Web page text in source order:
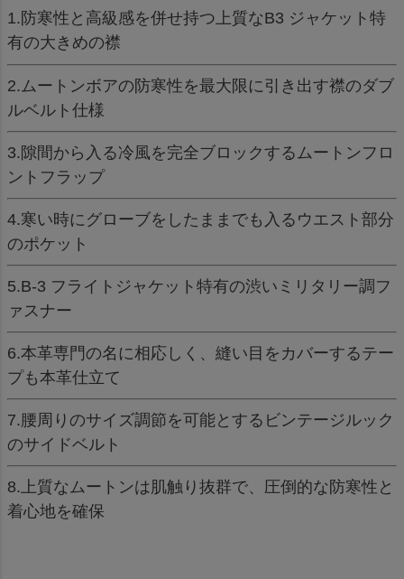
1.防寒性と高級感を併せ持つ上質なB3 ジャケット特
有の大きめの襟
2.ムートンボアの防寒性を最大限に引き出す襟のダブ
ルベルト仕様
3.隙間から入る冷風を完全ブロックするムートンフロ
ントフラップ
4.寒い時にグローブをしたままでも入るウエスト部分
のポケット
5.B-3 フライトジャケット特有の渋いミリタリー調フ
ァスナー
6.本革専門の名に相応しく、縫い目をカバーするテー
プも本革仕立て
7.腰周りのサイズ調節を可能とするビンテージルック
のサイドベルト
8.上質なムートンは肌触り抜群で、圧倒的な防寒性と
着心地を確保